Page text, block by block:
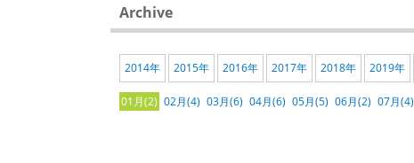
Archive
2014年 2015年 2016年 2017年 2018年 2019年
01月(2) 02月(4) 03月(6) 04月(6) 05月(5) 06月(2) 07月(4)